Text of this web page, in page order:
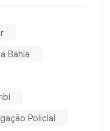
Bahia
Policial